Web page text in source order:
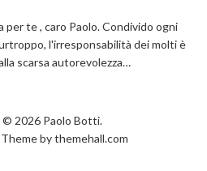
per te , caro Paolo. Condivido ogni
l'irresponsabilità dei molti è
scarsa autorevolezza…
2026 Paolo Botti.
by themehall.com